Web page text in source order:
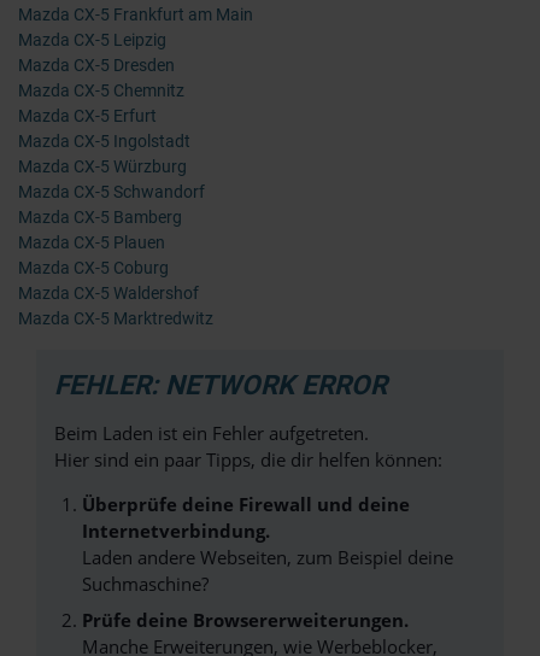
Mazda CX-5 Frankfurt am Main
Mazda CX-5 Leipzig
Mazda CX-5 Dresden
Mazda CX-5 Chemnitz
Mazda CX-5 Erfurt
Mazda CX-5 Ingolstadt
Mazda CX-5 Würzburg
Mazda CX-5 Schwandorf
Mazda CX-5 Bamberg
Mazda CX-5 Plauen
Mazda CX-5 Coburg
Mazda CX-5 Waldershof
Mazda CX-5 Marktredwitz
FEHLER: NETWORK ERROR
Beim Laden ist ein Fehler aufgetreten.
Hier sind ein paar Tipps, die dir helfen können:
Überprüfe deine Firewall und deine
Internetverbindung.
Laden andere Webseiten, zum Beispiel deine
Suchmaschine?
Prüfe deine Browsererweiterungen.
Manche Erweiterungen, wie Werbeblocker,